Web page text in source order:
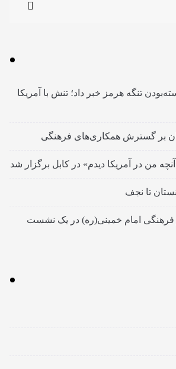
تنگه هرمز خبر داد؛ تنش با آمریکا
بر گسترش همکاری‌های فرهنگی
من در آمریکا دیدم» در کابل برگزار شد
تا نجف
و فرهنگی امام خمینی(ره) در یک نشست